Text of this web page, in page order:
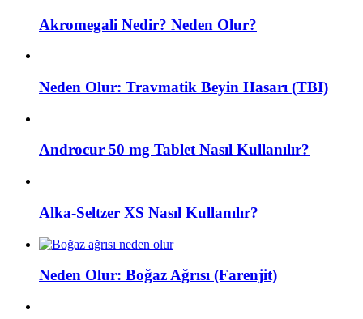
Akromegali Nedir? Neden Olur?
Neden Olur: Travmatik Beyin Hasarı (TBI)
Androcur 50 mg Tablet Nasıl Kullanılır?
Alka-Seltzer XS Nasıl Kullanılır?
Neden Olur: Boğaz Ağrısı (Farenjit)